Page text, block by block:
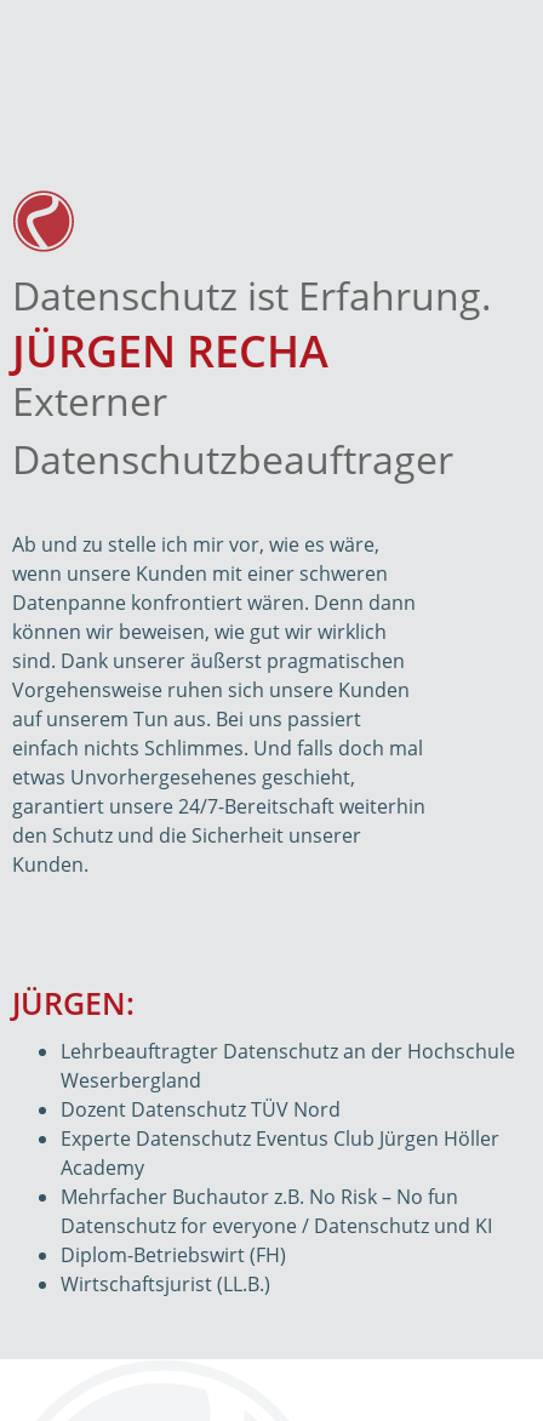
Datenschutz ist Erfahrung.
JÜRGEN RECHA
Externer
Datenschutzbeauftrager
Ab und zu stelle ich mir vor, wie es wäre,
wenn unsere Kunden mit einer schweren
Datenpanne konfrontiert wären. Denn dann
können wir beweisen, wie gut wir wirklich
sind. Dank unserer äußerst pragmatischen
Vorgehensweise ruhen sich unsere Kunden
auf unserem Tun aus. Bei uns passiert
einfach nichts Schlimmes. Und falls doch mal
etwas Unvorhergesehenes geschieht,
garantiert unsere 24/7-Bereitschaft weiterhin
den Schutz und die Sicherheit unserer
Kunden.
JÜRGEN:
Lehrbeauftragter Datenschutz an der Hochschule
Weserbergland
Dozent Datenschutz TÜV Nord
Experte Datenschutz Eventus Club Jürgen Höller
Academy
Mehrfacher Buchautor z.B. No Risk – No fun
Datenschutz for everyone / Datenschutz und KI
Diplom-Betriebswirt (FH)
Wirtschaftsjurist (LL.B.)